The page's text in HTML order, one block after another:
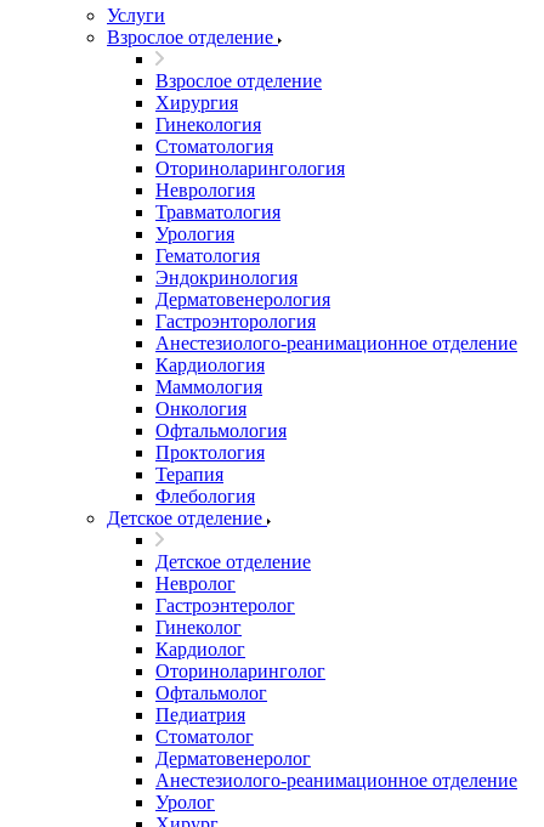
Услуги
Взрослое отделение
Взрослое отделение
Хирургия
Гинекология
Стоматология
Оториноларингология
Неврология
Травматология
Урология
Гематология
Эндокринология
Дерматовенерология
Гастроэнторология
Анестезиолого-реанимационное отделение
Кардиология
Маммология
Онкология
Офтальмология
Проктология
Терапия
Флебология
Детское отделение
Детское отделение
Невролог
Гастроэнтеролог
Гинеколог
Кардиолог
Оториноларинголог
Офтальмолог
Педиатрия
Стоматолог
Дерматовенеролог
Анестезиолого-реанимационное отделение
Уролог